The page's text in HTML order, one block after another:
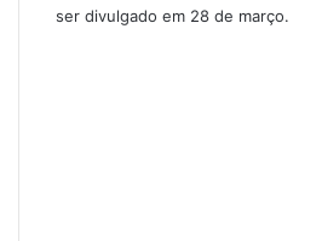
ser divulgado em 28 de março.